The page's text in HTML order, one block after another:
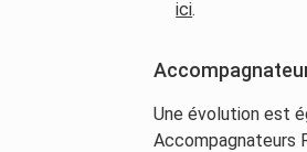
ici.
Une évolution est
Accompagnateurs